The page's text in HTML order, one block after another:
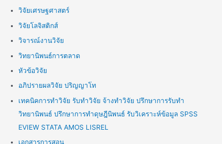
วิจัยเศรษฐศาสตร์
วิจัยโลจิสติกส์
วิจารณ์งานวิจัย
วิทยานิพนธ์การตลาด
หัวข้อวิจัย
อภิปรายผลวิจัย ปริญญาโท
เทคนิคการทำวิจัย รับทำวิจัย จ้างทำวิจัย ปรึกษาการรับทำ
วิทยานิพนธ์ ปรึกษาการทำดุษฎีนิพนธ์ รับวิเคราะห์ข้อมูล SPSS
EVIEW STATA AMOS LISREL
เอกสารการสอน